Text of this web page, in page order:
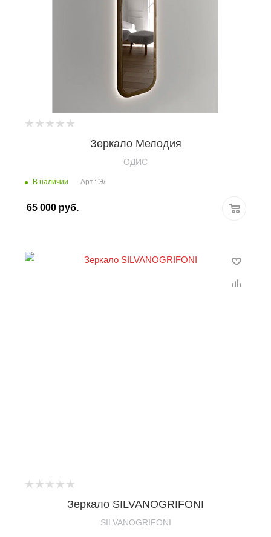
Зеркало Мелодия
OДИС
В наличии Арт.: Э/
65 000 руб.
Зеркало SILVANOGRIFONI
SILVANOGRIFONI